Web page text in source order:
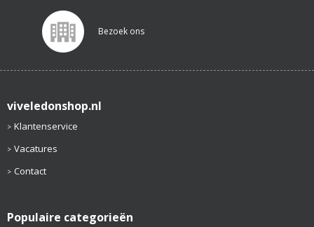
Bezoek ons
viveledonshop.nl
Klantenservice
Vacatures
Contact
Populaire categorieën